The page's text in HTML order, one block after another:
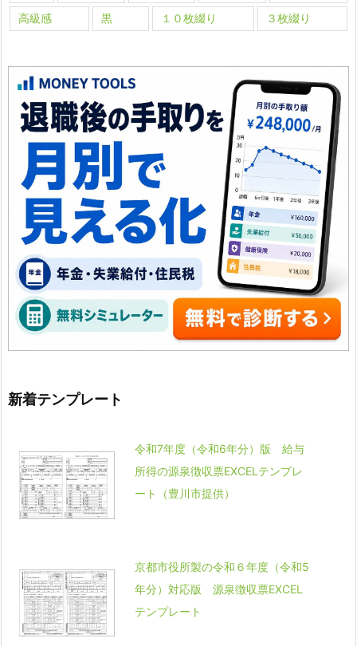
高級感 黒 １０枚綴り ３枚綴り
新着テンプレート
令和7年度（令和6年分）版 給与
所得の源泉徴収票EXCELテンプレ
ート（豊川市提供）
京都市役所製の令和６年度（令和5
年分）対応版 源泉徴収票EXCEL
テンプレート